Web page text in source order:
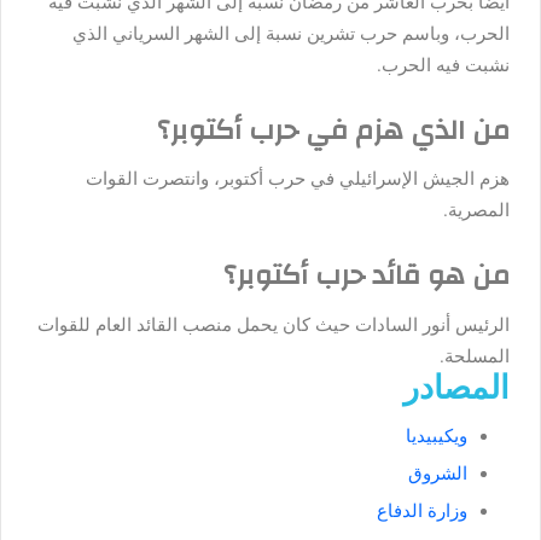
الحرب، وباسم حرب تشرين نسبة إلى الشهر السرياني الذي
نشبت فيه الحرب.
من الذي هزم في حرب أكتوبر؟
هزم الجيش الإسرائيلي في حرب أكتوبر، وانتصرت القوات
المصرية.
من هو قائد حرب أكتوبر؟
الرئيس أنور السادات حيث كان يحمل منصب القائد العام للقوات
المسلحة.
المصادر
ويكيبيديا
الشروق
وزارة الدفاع